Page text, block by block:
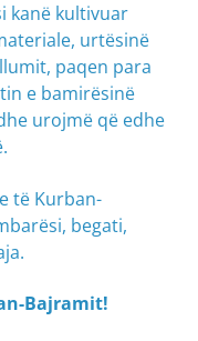
kanë kultivuar
urtësinë
paqen para
e bamirësinë
urojmë që edhe
të Kurban-
begati,
Bajramit!